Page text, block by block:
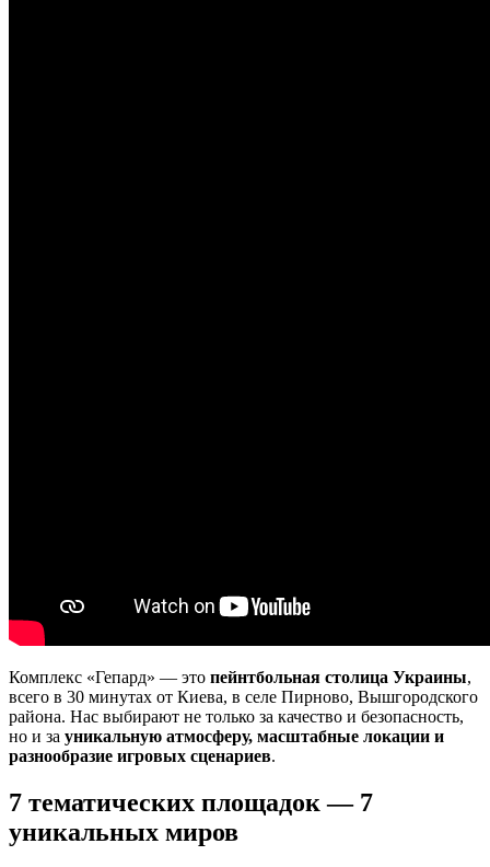
Комплекс «Гепард» — это пейнтбольная столица Украины,
всего в 30 минутах от Киева, в селе Пирново, Вышгородского
района. Нас выбирают не только за качество и безопасность,
но и за уникальную атмосферу, масштабные локации и
разнообразие игровых сценариев.
7 тематических площадок — 7
уникальных миров